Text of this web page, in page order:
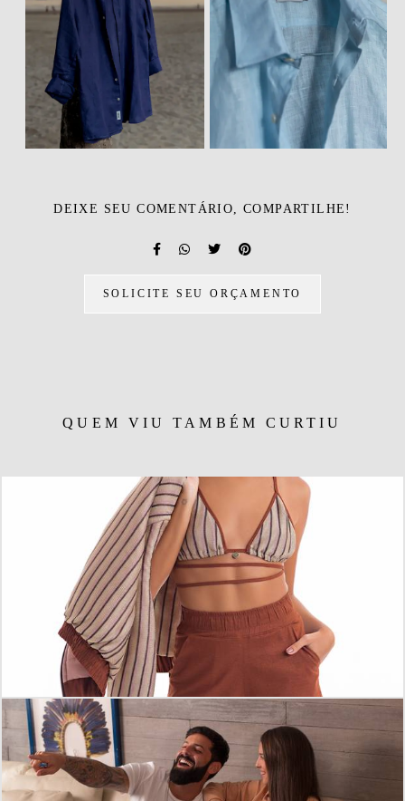
DEIXE SEU COMENTÁRIO, COMPARTILHE!
SOLICITE SEU ORÇAMENTO
QUEM VIU TAMBÉM CURTIU